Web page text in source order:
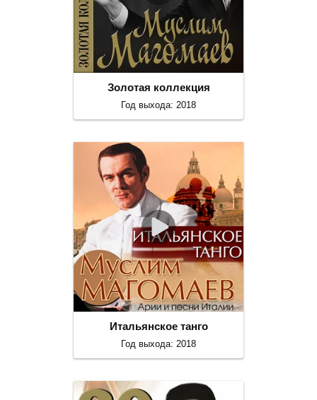
Золотая коллекция
Год выхода: 2018
Итальянское танго
Год выхода: 2018